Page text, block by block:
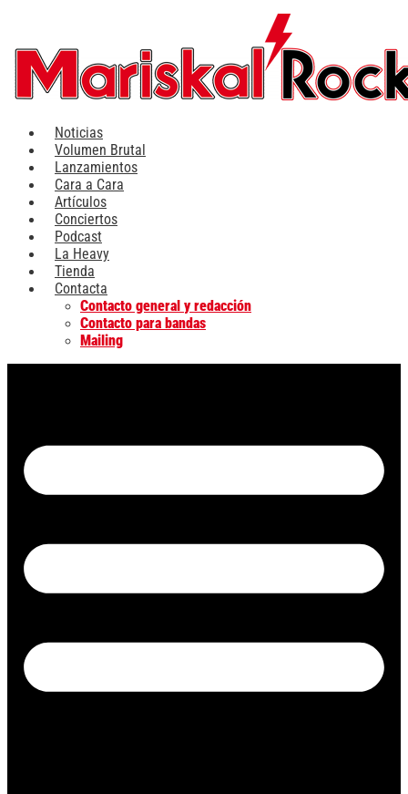
contenido
Noticias
Volumen Brutal
Lanzamientos
Cara a Cara
Artículos
Conciertos
Podcast
La Heavy
Tienda
Contacta
Contacto general y redacción
Contacto para bandas
Mailing